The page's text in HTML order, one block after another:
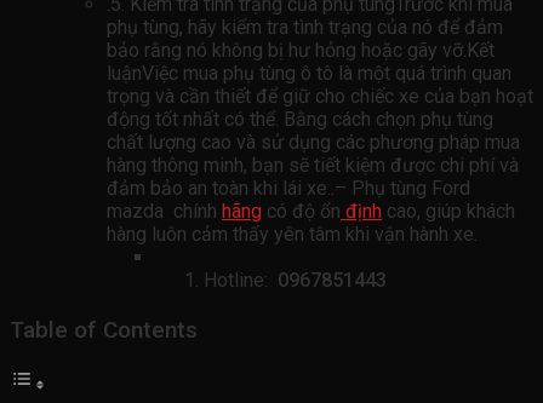
.5. Kiểm tra tình trạng của phụ tùngTrước khi mua
phụ tùng, hãy kiểm tra tình trạng của nó để đảm
bảo rằng nó không bị hư hỏng hoặc gãy vỡ.Kết
luậnViệc mua phụ tùng ô tô là một quá trình quan
trọng và cần thiết để giữ cho chiếc xe của bạn hoạt
động tốt nhất có thể. Bằng cách chọn phụ tùng
chất lượng cao và sử dụng các phương pháp mua
hàng thông minh, bạn sẽ tiết kiệm được chi phí và
đảm bảo an toàn khi lái xe..– Phụ tùng Ford
mazda chính hãng có độ ổn định cao, giúp khách
hàng luôn cảm thấy yên tâm khi vận hành xe.
Hotline: 0967851443
Table of Contents